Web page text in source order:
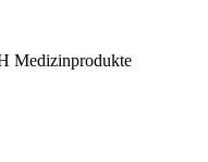
Medizinprodukte